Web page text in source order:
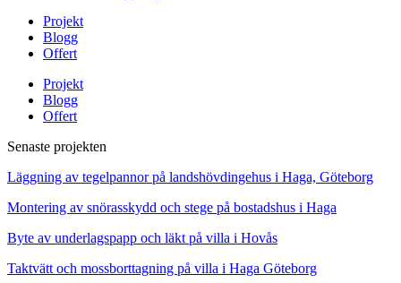
Projekt
Blogg
Offert
Projekt
Blogg
Offert
Senaste projekten
Läggning av tegelpannor på landshövdingehus i Haga, Göteborg
Montering av snörasskydd och stege på bostadshus i Haga
Byte av underlagspapp och läkt på villa i Hovås
Taktvätt och mossborttagning på villa i Haga Göteborg